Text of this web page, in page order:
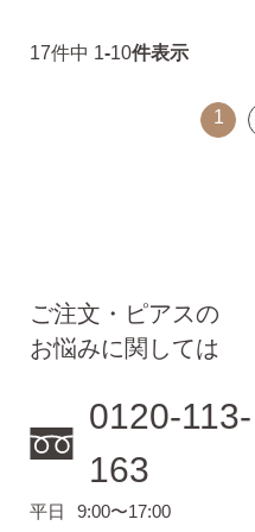
17件中 1-10件表示
1
ご注文・ピアスの
お悩みに関しては
0120-113-
163
平日 9:00〜17:00